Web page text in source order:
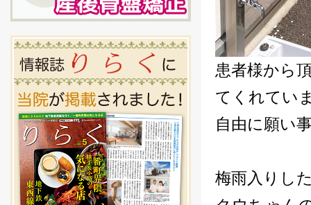
患者様から
てくれてい
自由に願い
梅雨入りし